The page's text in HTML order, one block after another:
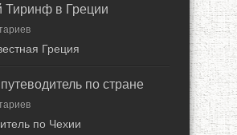
Тиринф в Греции
Греция
по стране
по Чехии